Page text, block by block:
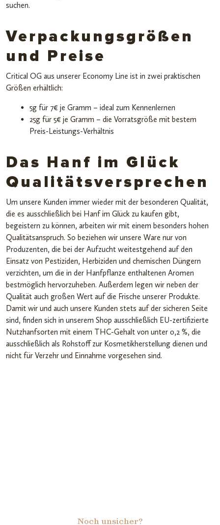
suchen.
Verpackungsgrößen
und Preise
Critical OG aus unserer Economy Line ist in zwei praktischen
Größen erhältlich:
5g für 7€ je Gramm – ideal zum Kennenlernen
25g für 5€ je Gramm – die Vorratsgröße mit bestem
Preis-Leistungs-Verhältnis
Das Hanf im Glück
Qualitätsversprechen
Um unsere Kunden immer wieder mit der besonderen Qualität,
die es ausschließlich bei Hanf im Glück zu kaufen gibt,
begeistern zu können, arbeiten wir mit einem besonders hohen
Qualitätsanspruch. So beziehen wir unsere Ware nur von
Produzenten, die bei der Aufzucht weitestgehend auf den
Einsatz von Pestiziden, Herbiziden und chemischen Düngern
verzichten, um die in der Hanfpflanze enthaltenen Aromen
bestmöglich hervorzuheben. Außerdem legen wir neben der
Qualität auch großen Wert auf die Frische unserer Produkte.
Damit wir und auch unsere Kunden stets auf der sicheren Seite
sind, finden sich in unserem Shop ausschließlich EU-zertifizierte
Nutzhanfsorten mit einem THC-Gehalt von unter 0,2 %, die
ausschließlich als Rohstoff zur Kosmetikherstellung dienen und
nicht für Verzehr und Einnahme vorgesehen sind.
Noch unsicher?